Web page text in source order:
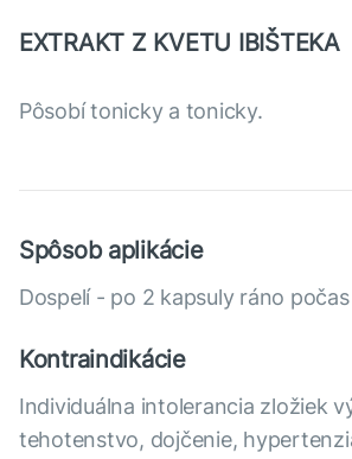
EXTRAKT Z KVETU IBIŠTEKA
Pôsobí tonicky a tonicky.
Spôsob aplikácie
Dospelí - po 2 kapsuly ráno počas
Kontraindikácie
Individuálna intolerancia zložiek
tehotenstvo, dojčenie,